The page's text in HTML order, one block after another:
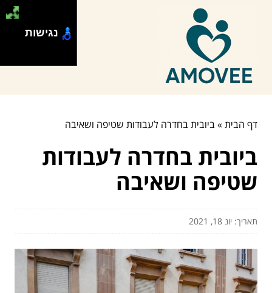
דף הבית»ביובית בחדרה לעבודות שטיפה ושאיבה
ביובית בחדרה לעבודות
שטיפה ושאיבה
תאריך: יונ 18, 2021
נגישות